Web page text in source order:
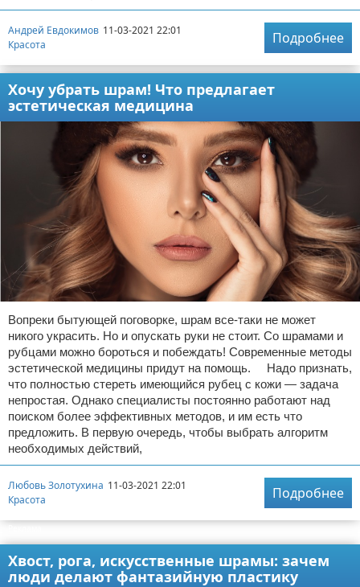
Андрей Евдокимов 11-03-2021 22:01
Красота
Подробнее
Хочу убрать шрам! Что предлагает
эстетическая медицина
Вопреки бытующей поговорке, шрам все-таки не может
никого украсить. Но и опускать руки не стоит. Со шрамами и
рубцами можно бороться и побеждать! Современные методы
эстетической медицины придут на помощь. Надо признать,
что полностью стереть имеющийся рубец с кожи — задача
непростая. Однако специалисты постоянно работают над
поиском более эффективных методов, и им есть что
предложить. В первую очередь, чтобы выбрать алгоритм
необходимых действий,
Любовь Золотухина 11-03-2021 22:01
Красота
Подробнее
Хвост, рога, искусственные шрамы: зачем
люди делают фантазийную пластику